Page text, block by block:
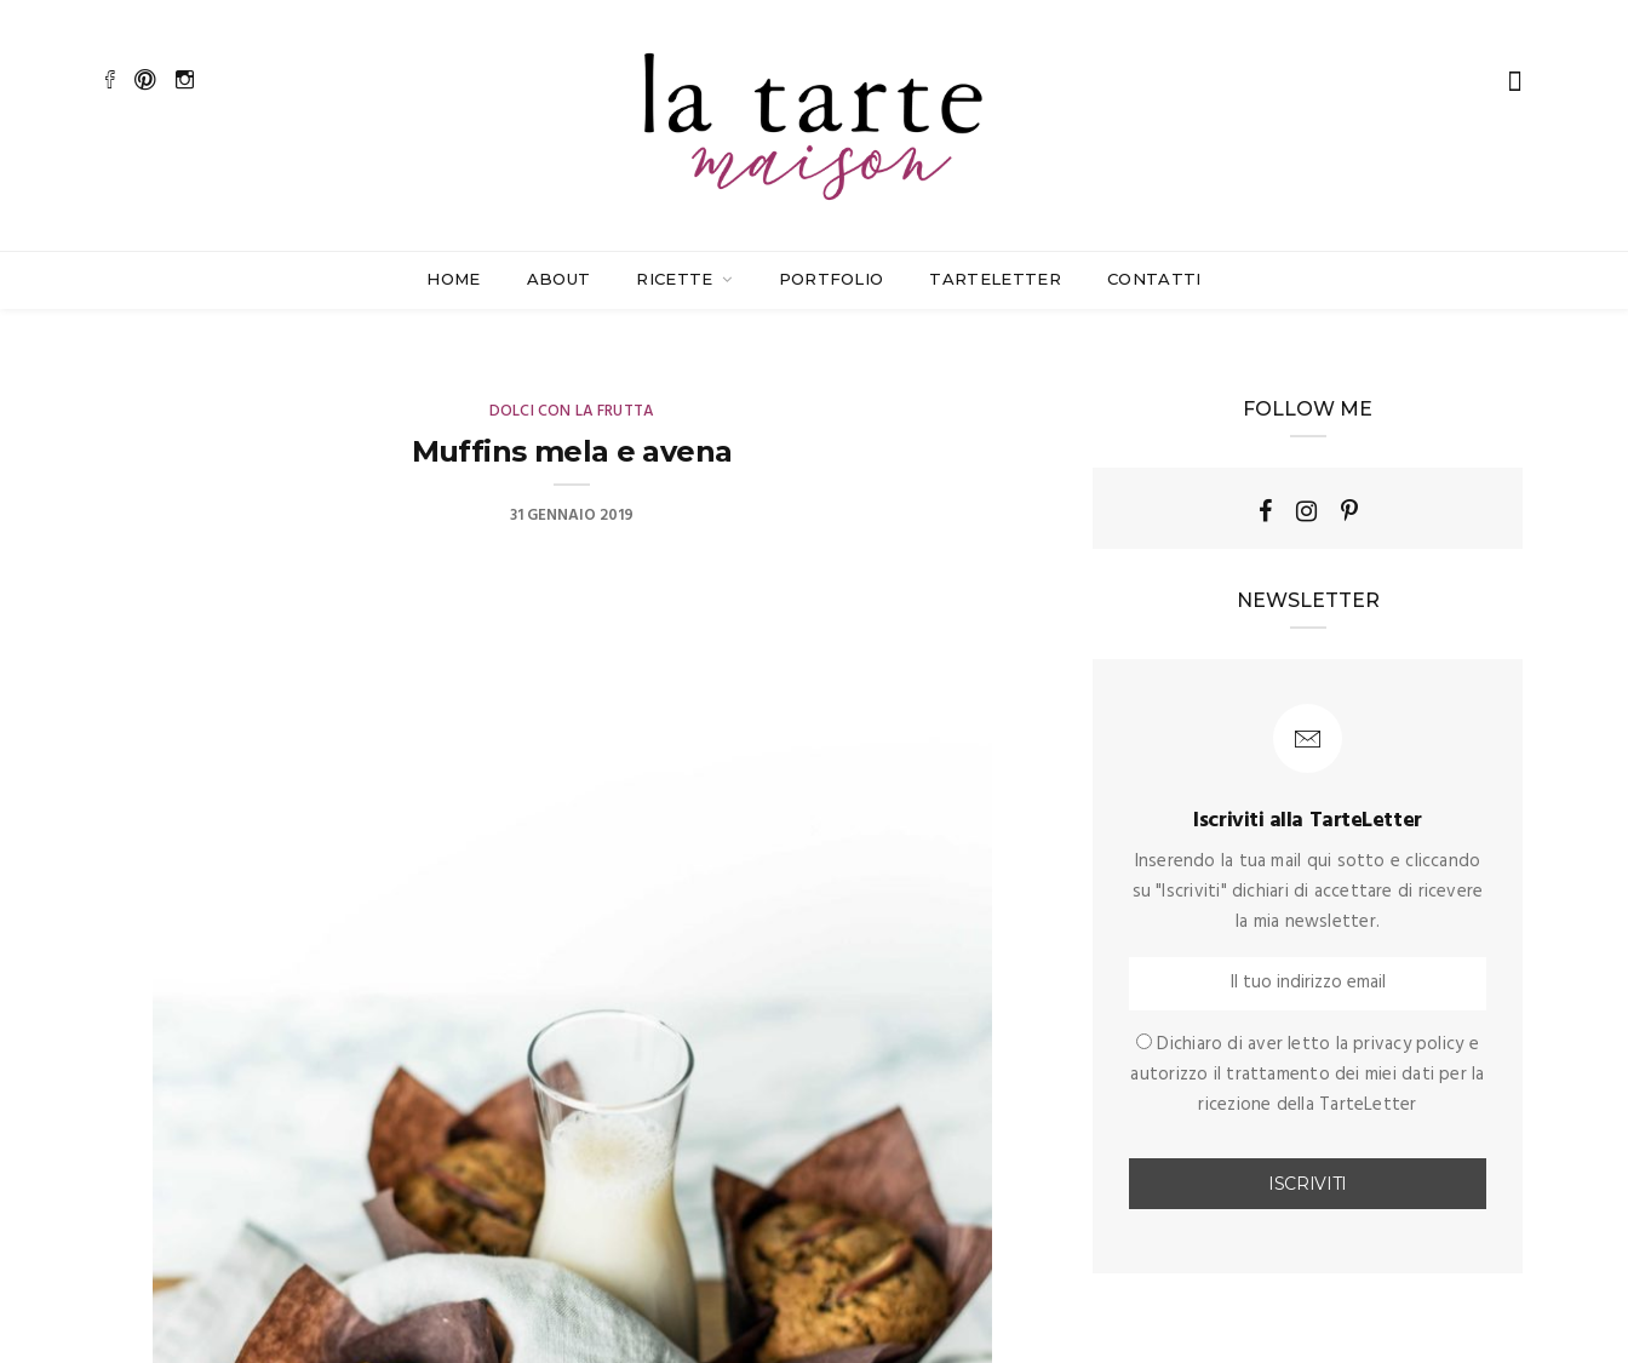
HOME ABOUT RICETTE PORTFOLIO TARTELETTER CONTATTI
DOLCI CON LA FRUTTA
Muffins mela e avena
31 GENNAIO 2019
FOLLOW ME
NEWSLETTER
Iscriviti alla TarteLetter
Inserendo la tua mail qui sotto e cliccando
su "Iscriviti" dichiari di accettare di ricevere
la mia newsletter.
Dichiaro di aver letto la privacy policy e
autorizzo il trattamento dei miei dati per la
ricezione della TarteLetter